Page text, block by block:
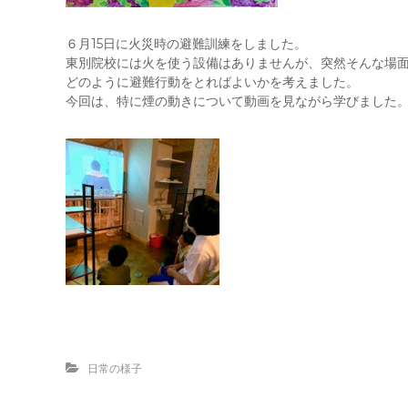
６月15日に火災時の避難訓練をしました。
東別院校には火を使う設備はありませんが、突然そんな場面
どのように避難行動をとればよいかを考えました。
今回は、特に煙の動きについて動画を見ながら学びました。
日常の様子